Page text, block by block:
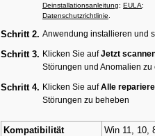
Deinstallationsanleitung; EULA;
Datenschutzrichtlinie
Schritt 2. Anwendung installieren und
Schritt 3. Klicken Sie aufJetzt
Störungen und Anomalien zu
Schritt 4. Klicken Sie aufAlle
Störungen zu beheben
Kompatibilität
Win 11, 10,